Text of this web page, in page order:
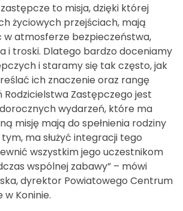
to misja, dzięki której
życiowych przejściach, mają
w atmosferze bezpieczeństwa,
i troski. Dlatego bardzo doceniamy
i staramy się tak często, jak
ich znaczenie oraz rangę
Rodzicielstwa Zastępczego jest
wydarzeń, które ma
misję mają do spełnienia rodziny
ma służyć integracji tego
wszystkim jego uczestnikom
wspólnej zabawy” – mówi
dyrektor Powiatowego Centrum
w Koninie.